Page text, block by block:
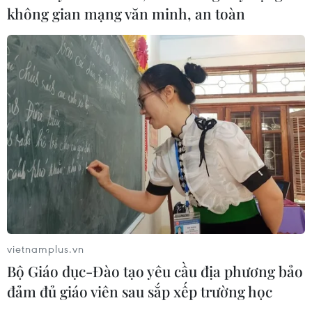
06/08/2026 00:06
Xem thêm
CƠ QUAN CHỦ QUẢN: THÔNG TẤN XÃ VIỆT NAM
Tổng Biên tập: TRẦN TIẾN DUẨN
Phó Tổng Biên tập: NGUYỄN THỊ TÁM, KHÚC THANH
THỦY
Sở hữu trí tuệ
Quy định sử dụng
không gian mạng văn minh, an toàn
vietnamplus.vn
Bộ Giáo dục-Đào tạo yêu cầu địa phương bảo
đảm đủ giáo viên sau sắp xếp trường học